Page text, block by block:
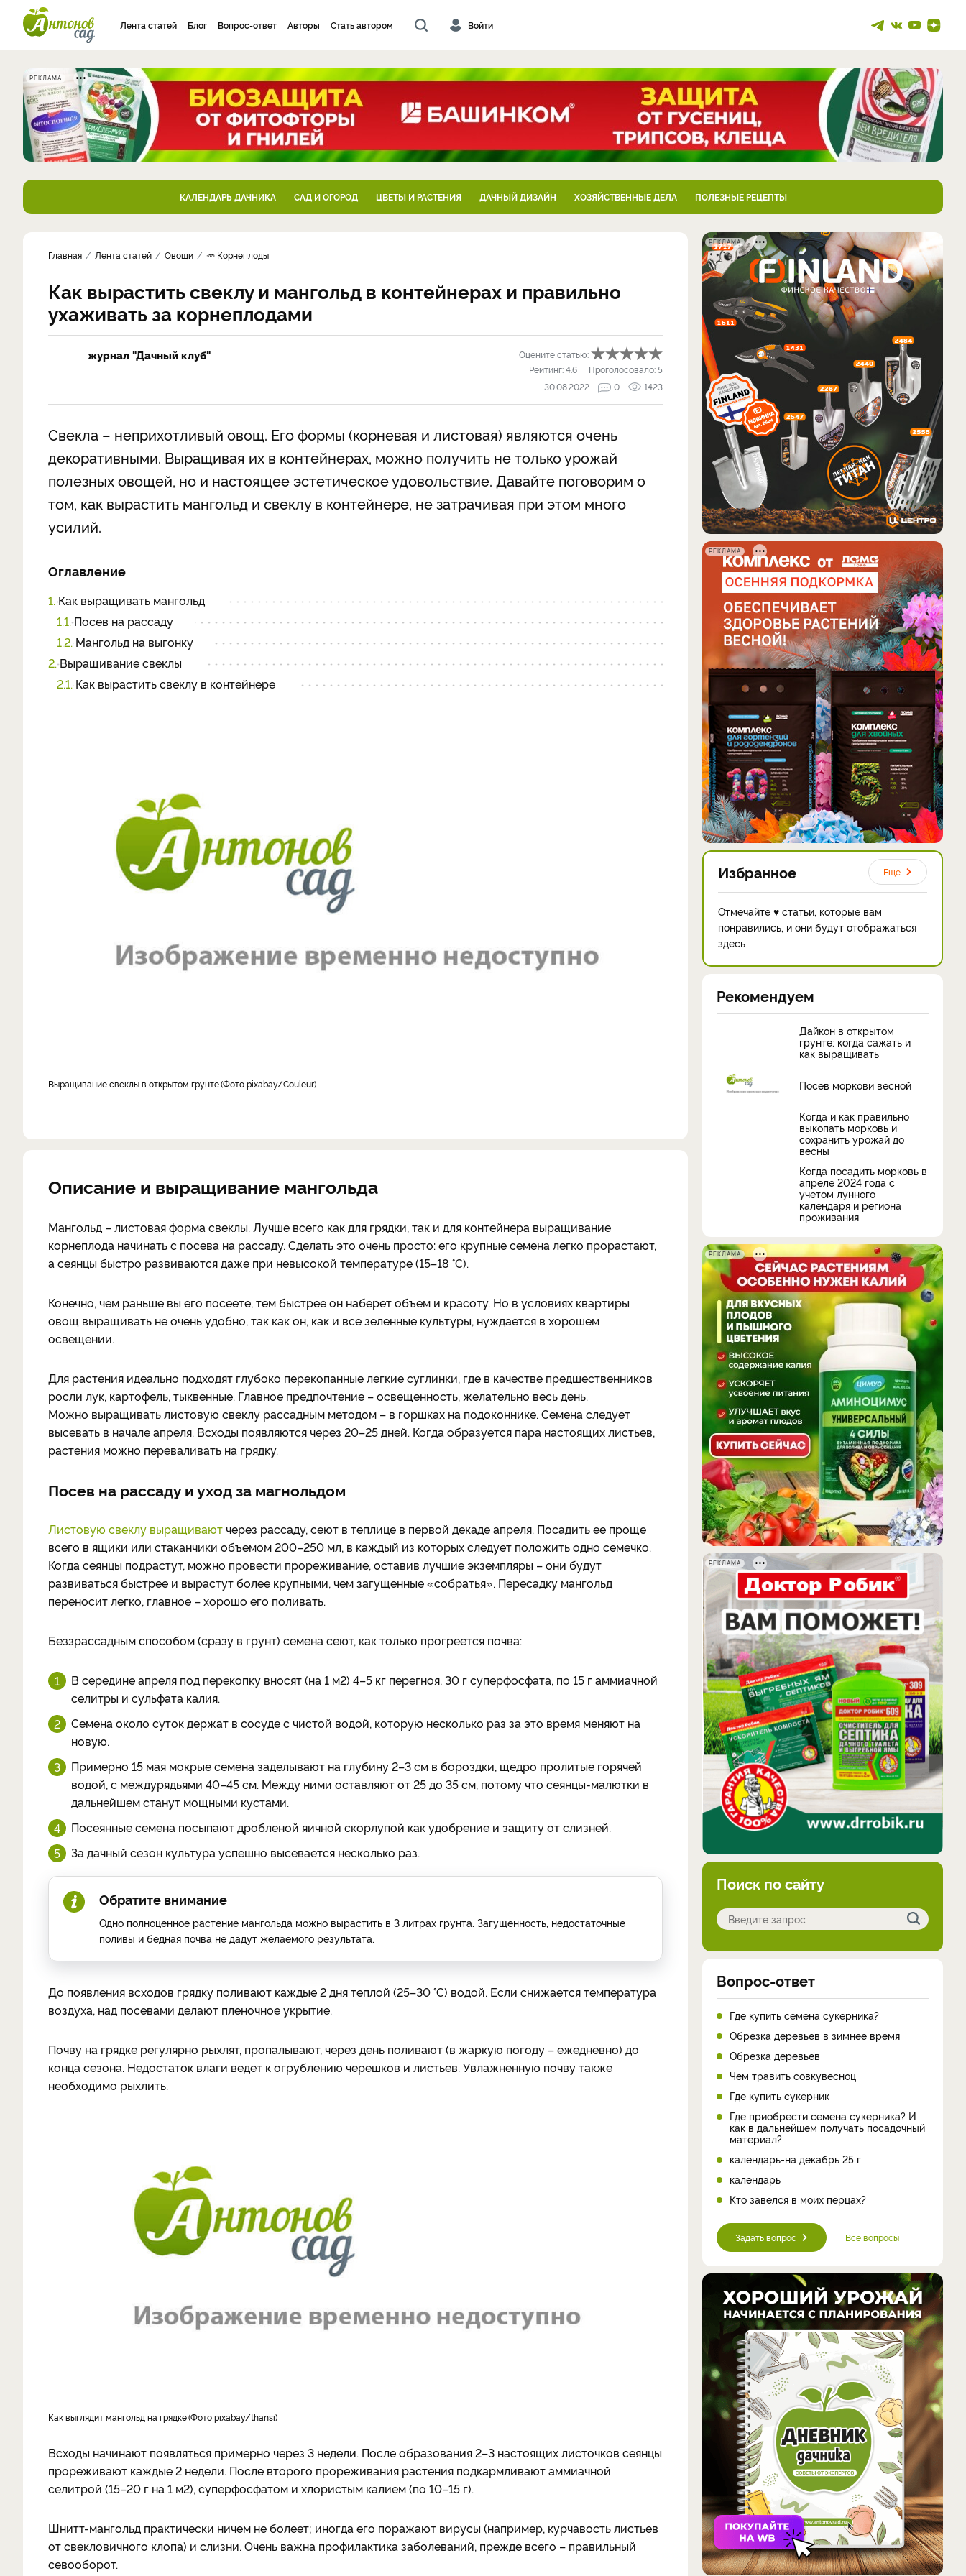
Лента статей Блог Вопрос-ответ Авторы Стать автором Войти
РЕКЛАМА
КАЛЕНДАРЬ ДАЧНИКА САД И ОГОРОД ЦВЕТЫ И РАСТЕНИЯ ДАЧНЫЙ ДИЗАЙН ХОЗЯЙСТВЕННЫЕ ДЕЛА ПОЛЕЗНЫЕ РЕЦЕПТЫ
Главная Лента статей Овощи 🥕 Корнеплоды
Как вырастить свеклу и мангольд в контейнерах и правильно
ухаживать за корнеплодами
журнал "Дачный клуб"
Оцените статью:
Рейтинг:4.6 Проголосовало:5
30.08.2022
0 1423
Свекла – неприхотливый овощ. Его формы (корневая и листовая) являются очень
декоративными. Выращивая их в контейнерах, можно получить не только урожай
полезных овощей, но и настоящее эстетическое удовольствие. Давайте поговорим о
том, как вырастить мангольд и свеклу в контейнере, не затрачивая при этом много
усилий.
Оглавление
1. Как выращивать мангольд
1.1. Посев на рассаду
1.2. Мангольд на выгонку
2. Выращивание свеклы
2.1. Как вырастить свеклу в контейнере
выращивание свеклы в открытом грунте Фото pixabay/Couleur
Описание и выращивание мангольда
Мангольд – листовая форма свеклы. Лучше всего как для грядки, так и для контейнера выращивание
корнеплода начинать с посева на рассаду. Сделать это очень просто: его крупные семена легко прорастают,
а сеянцы быстро развиваются даже при невысокой температуре (15–18 °С).
Конечно, чем раньше вы его посеете, тем быстрее он наберет объем и красоту. Но в условиях квартиры
овощ выращивать не очень удобно, так как он, как и все зеленные культуры, нуждается в хорошем
освещении.
Для растения идеально подходят глубоко перекопанные легкие суглинки, где в качестве предшественников
росли лук, картофель, тыквенные. Главное предпочтение – освещенность, желательно весь день.
Можно выращивать листовую свеклу рассадным методом – в горшках на подоконнике. Семена следует
высевать в начале апреля. Всходы появляются через 20–25 дней. Когда образуется пара настоящих листьев,
растения можно переваливать на грядку.
Посев на рассаду и уход за магнольдом
Листовую свеклу выращиваютчерез рассаду, сеют в теплице в первой декаде апреля. Посадить ее проще
всего в ящики или стаканчики объемом 200–250 мл, в каждый из которых следует положить одно семечко.
Когда сеянцы подрастут, можно провести прореживание, оставив лучшие экземпляры – они будут
развиваться быстрее и вырастут более крупными, чем загущенные «собратья». Пересадку мангольд
переносит легко, главное – хорошо его поливать.
Беззрассадным способом (сразу в грунт) семена сеют, как только прогреется почва:
В середине апреля под перекопку вносят (на 1 м2) 4–5 кг перегноя, 30 г суперфосфата, по 15 г аммиачной
селитры и сульфата калия.
Семена около суток держат в сосуде с чистой водой, которую несколько раз за это время меняют на
новую.
Примерно 15 мая мокрые семена заделывают на глубину 2–3 см в бороздки, щедро пролитые горячей
водой, с междурядьями 40–45 см. Между ними оставляют от 25 до 35 см, потому что сеянцы-малютки в
дальнейшем станут мощными кустами.
Посеянные семена посыпают дробленой яичной скорлупой как удобрение и защиту от слизней.
За дачный сезон культура успешно высевается несколько раз.
Обратите внимание
Одно полноценное растение мангольда можно вырастить в 3 литрах грунта. Загущенность, недостаточные
поливы и бедная почва не дадут желаемого результата.
До появления всходов грядку поливают каждые 2 дня теплой (25–30 °С) водой. Если снижается температура
воздуха, над посевами делают пленочное укрытие.
Почву на грядке регулярно рыхлят, пропалывают, через день поливают (в жаркую погоду – ежедневно) до
конца сезона. Недостаток влаги ведет к огрублению черешков и листьев. Увлажненную почву также
необходимо рыхлить.
как выглядит мангольд на грядке Фото pixabay/thansi
Всходы начинают появляться примерно через 3 недели. После образования 2–3 настоящих листочков сеянцы
прореживают каждые 2 недели. После второго прореживания растения подкармливают аммиачной
селитрой (15–20 г на 1 м2), суперфосфатом и хлористым калием (по 10–15 г).
Шнитт-мангольд практически ничем не болеет; иногда его поражают вирусы (например, курчавость листьев
от свекловичного клопа) и слизни. Очень важна профилактика заболеваний, прежде всего – правильный
севооборот.
РЕКЛАМА
РЕКЛАМА
Избранное Еще
Отмечайте ♥ статьи, которые вам
понравились, и они будут отображаться
здесь
Рекомендуем
Дайкон в открытом
грунте: когда сажать и
как выращивать
Посев моркови весной
Когда и как правильно
выкопать морковь и
сохранить урожай до
весны
Когда посадить морковь в
апреле 2024 года с
учетом лунного
календаря и региона
проживания
РЕКЛАМА
РЕКЛАМА
Поиск по сайту
Вопрос-ответ
Где купить семена сукерника?
Обрезка деревьев в зимнее время
Обрезка деревьев
Чем травить совкувесноц
Где купить сукерник
Где приобрести семена сукерника? И
как в дальнейшем получать посадочный
материал?
календарь-на декабрь 25 г
календарь
Кто завелся в моих перцах?
Задать вопрос Все вопросы